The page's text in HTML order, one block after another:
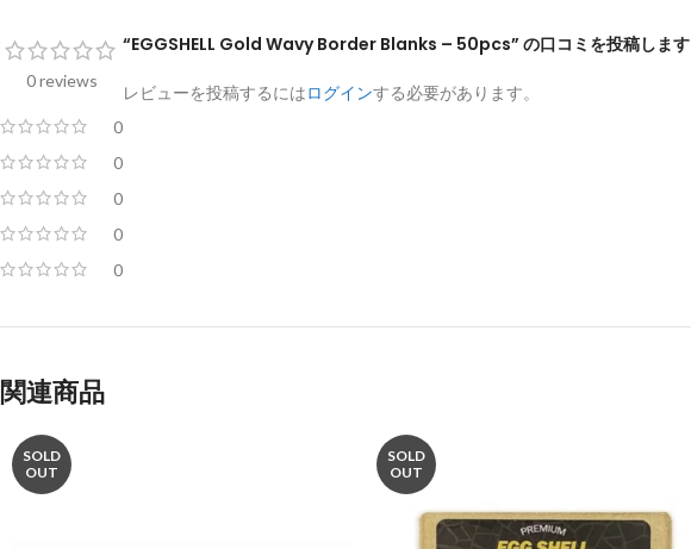
0 reviews
0
0
0
0
0
“EGGSHELL Gold Wavy Border Blanks – 50pcs” の口コミを投稿します
レビューを投稿するにはログインする必要があります。
関連商品
SOLD
OUT
SOLD
OUT